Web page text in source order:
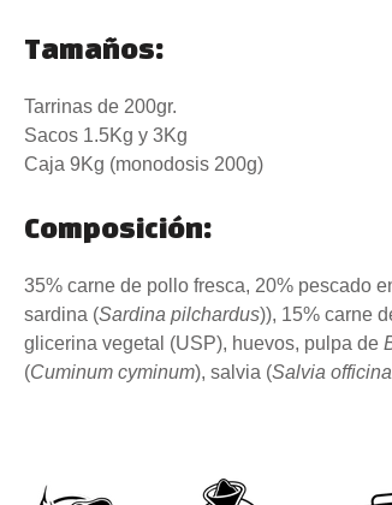
Tamaños:
Tarrinas de 200gr.
Sacos 1.5Kg y 3Kg
Caja 9Kg (monodosis 200g)
Composición:
35% carne de pollo fresca, 20% pescado
sardina (Sardina pilchardus)), 15% carne
glicerina vegetal (USP), huevos, pulpa de
(Cuminum cyminum), salvia (Salvia